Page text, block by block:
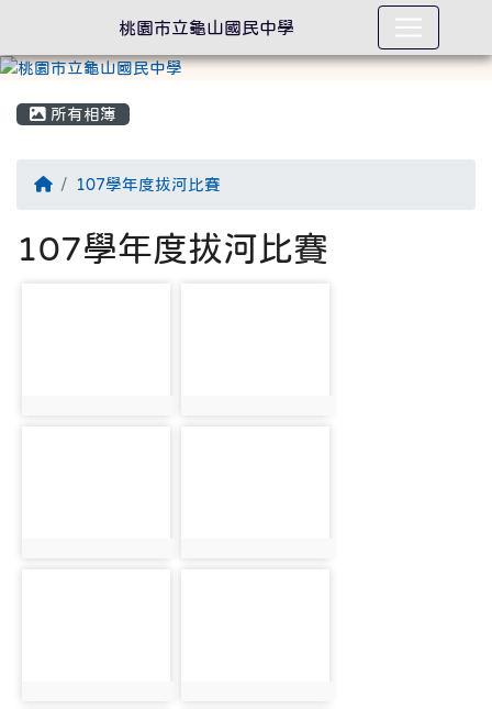
所有相簿
回首頁107學年度拔河比賽
107學年度拔河比賽
桃園市立龜山國民中學